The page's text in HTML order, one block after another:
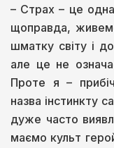
– Страх – це
щоправда,
шматку світу і
але це не
Проте я –
назва інстинкту
дуже часто
маємо культ